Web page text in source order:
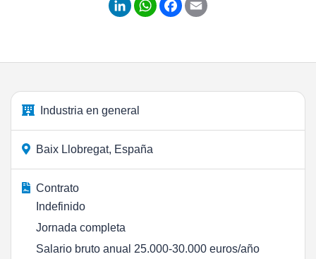
Industria en general
Baix Llobregat, España
Contrato
Indefinido
Jornada completa
Salario bruto anual 25.000-30.000 euros/año